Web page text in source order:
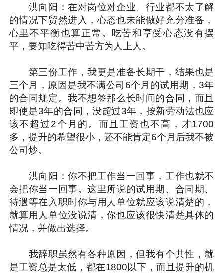
洪向阳：在对岗位对企业、行业都不太了解
的情况下贸然进入，心态也未能做好充分准备，
心里不平衡也算正常。吃苦和享受心态没有摆
平，要知吃得苦中苦方为人上人。
第三份工作，我更是准备长期干，结果也是
三个月，原因是我不满公司6个月的试用期，3年
的合同规定。我不想签那么长时间的合同，而且
即使是3年的合同，没超过3年，按新劳动法也应
该不超过2个月的。而且工资也不高，才1700
多，提升的希望很小，还不能肯定6个月后我不被
公司炒。
洪向阳：你不把工作当一回事，工作也就不
会把你当一回事。这里所说的试用期、合同期、
待遇等在入职时你与用人单位就应该说清楚的，
就算用人单位没说清，你也应该很快清楚具体的
情况，并做出选择。
我辞职虽然有各种原因，但我有个共性，就
是工资总是太低，都在1800以下，而且提升的机